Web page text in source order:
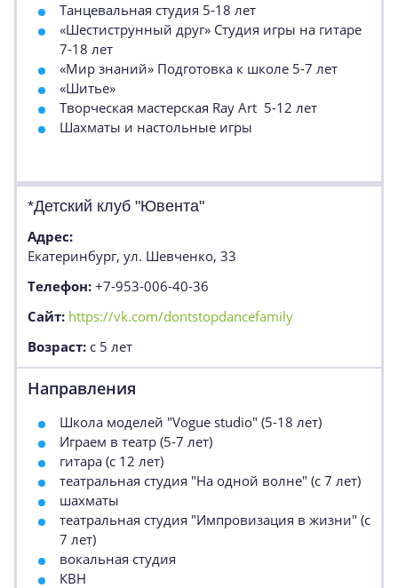
Танцевальная студия 5-18 лет
«Шестиструнный друг» Студия игры на гитаре
7-18 лет
«Мир знаний» Подготовка к школе 5-7 лет
«Шитье»
Творческая мастерская Ray Art 5-12 лет
Шахматы и настольные игры
*Детский клуб "Ювента"
Адрес:
Екатеринбург, ул. Шевченко, 33
Телефон: +7-953-006-40-36
Сайт: https://vk.com/dontstopdancefamily
Возраст: с 5 лет
Направления
Школа моделей "Vogue studio" (5-18 лет)
Играем в театр (5-7 лет)
гитара (с 12 лет)
театральная студия "На одной волне" (с 7 лет)
шахматы
театральная студия "Импровизация в жизни" (с
7 лет)
вокальная студия
КВН